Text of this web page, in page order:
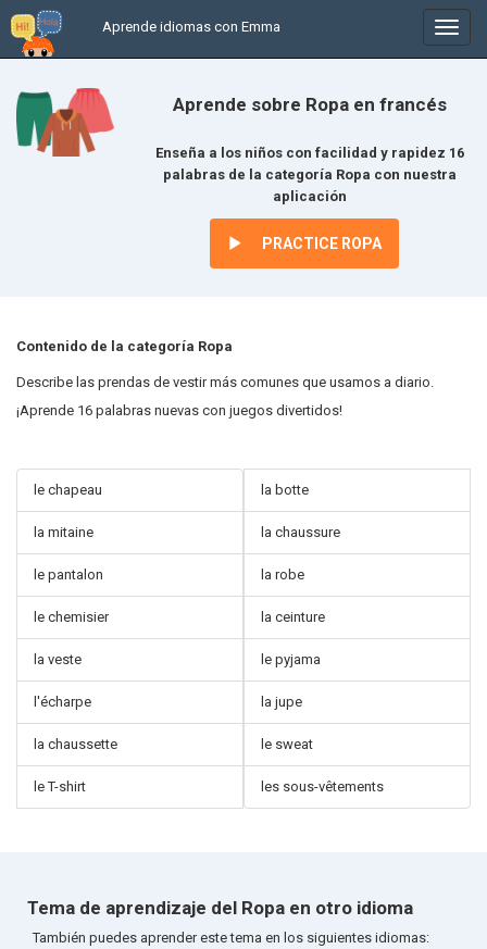
In
/
Aprende idiomas con Emma
Aprende sobre Ropa en francés
Enseña a los niños con facilidad y rapidez 16
palabras de la categoría Ropa con nuestra
aplicación
PRACTICE ROPA
Contenido de la categoría Ropa
Describe las prendas de vestir más comunes que usamos a diario.
¡Aprende 16 palabras nuevas con juegos divertidos!
le chapeau la botte
la mitaine la chaussure
le pantalon la robe
le chemisier la ceinture
la veste le pyjama
l'écharpe la jupe
la chaussette le sweat
le T-shirt les sous-vêtements
Tema de aprendizaje del Ropa en otro idioma
También puedes aprender este tema en los siguientes idiomas: